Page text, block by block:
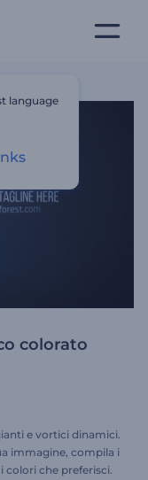
colorato
e vortici dinamici.
immagine, compila i
colori che preferisci.
language